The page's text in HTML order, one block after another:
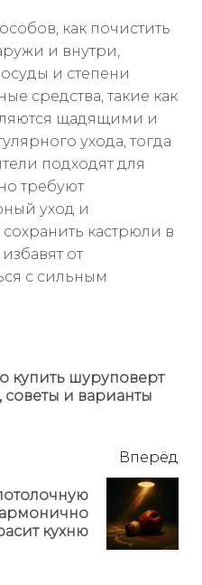
как почистить
и внутри,
и степени
средства, такие как
щадящими и
ухода, тогда
подходят для
требуют
уход и
кастрюли в
от
с сильным
купить шуруповерт
и варианты
Вперёд
кухню